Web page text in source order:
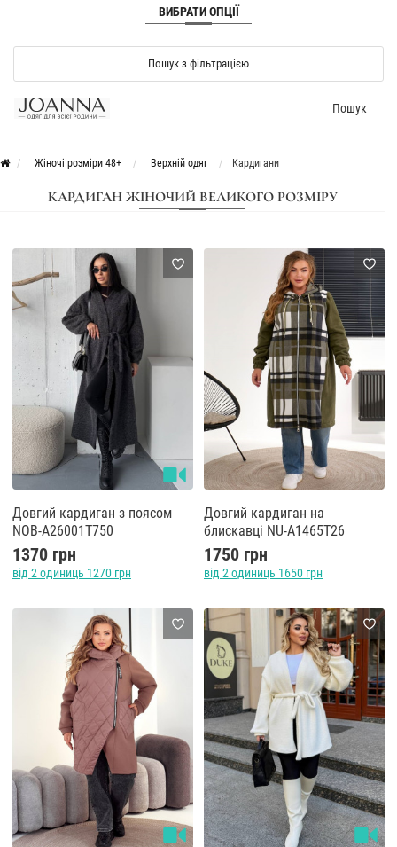
ВИБРАТИ ОПЦІЇ
Пошук з фільтрацією
Пошук
Жіночі розміри 48+ Верхній одяг Кардигани
КАРДИГАН ЖІНОЧИЙ ВЕЛИКОГО РОЗМІРУ
Довгий кардиган з поясом
NOB-A26001T750
1370 грн
від 2 одиниць 1270 грн
Довгий кардиган на
блискавці NU-A1465T26
1750 грн
від 2 одиниць 1650 грн